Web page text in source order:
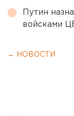
Путин
войсками
← НОВОСТИ